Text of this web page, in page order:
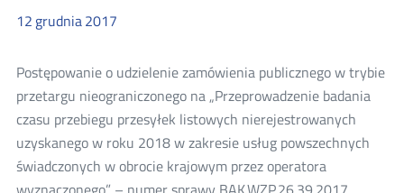
nr
12 grudnia2017
Postępowanie o udzielenie zamówienia publicznego w trybie
przetargu nieograniczonego na „Przeprowadzenie badania
czasu przebiegu przesyłek listowych nierejestrowanych
uzyskanego w roku 2018 w zakresie usług powszechnych
świadczonych w obrocie krajowym przez operatora